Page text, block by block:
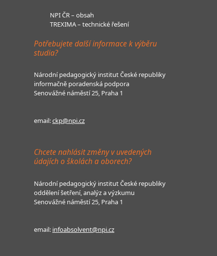
NPI ČR – obsah
TREXIMA – technické řešení
Potřebujete další informace k výběru
studia?
Národní pedagogický institut České republiky
informačně poradenská podpora
Senovážné náměstí 25, Praha 1
email:ckp@npi.cz
Chcete nahlásit změny v uvedených
údajích o školách a oborech?
Národní pedagogický institut České republiky
oddělení šetření, analýz a výzkumu
Senovážné náměstí 25, Praha 1
email: infoabsolvent@npi.cz